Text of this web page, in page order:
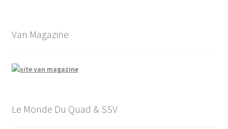
Van Magazine
Le Monde Du Quad & SSV